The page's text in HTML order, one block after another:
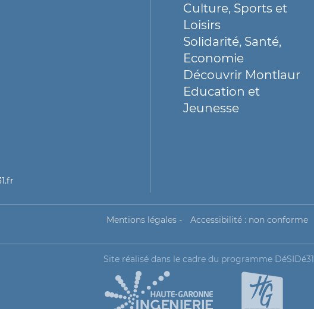
Culture, Sports et
Loisirs
Solidarité, Santé,
Economie
Découvrir Montlaur
Education et
Jeunesse
Mentions légales- Accessibilité : non conforme
Site réalisé dans le cadre du programme DéSIDé31